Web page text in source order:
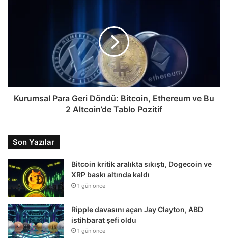
Kurumsal Para Geri Döndü: Bitcoin, Ethereum ve Bu
2 Altcoin’de Tablo Pozitif
Son Yazılar
Bitcoin kritik aralıkta sıkıştı, Dogecoin ve
XRP baskı altında kaldı
1 gün önce
Ripple davasını açan Jay Clayton, ABD
istihbarat şefi oldu
1 gün önce